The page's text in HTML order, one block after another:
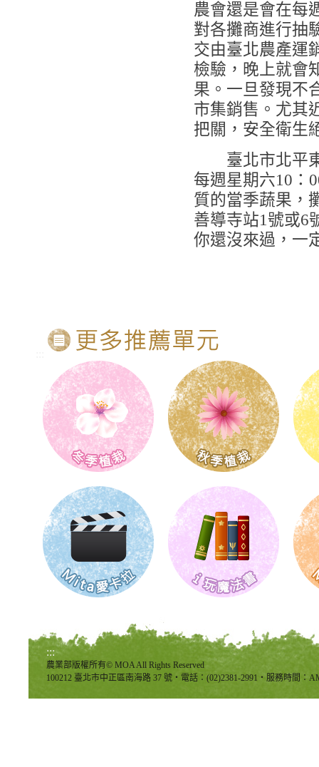
農會還是會在每
對各攤商進行抽
交由臺北農產運
檢驗，晚上就會
果。一旦發現不
市集銷售。尤其
把關，安全衛生
臺北市北平東
每週星期六10：
質的當季蔬果，
善導寺站1號或6
你還沒來過，一
:::
農業部版權所有© MOA All Rights Reserved
100212 臺北市中正區南海路 37 號‧電話：(02)2381-2991‧服務時間：